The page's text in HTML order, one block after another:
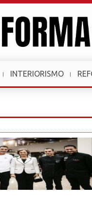
INTERIORISMO